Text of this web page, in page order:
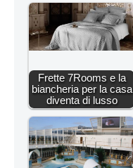
Frette 7Rooms e la
biancheria per la casa
diventa di lusso